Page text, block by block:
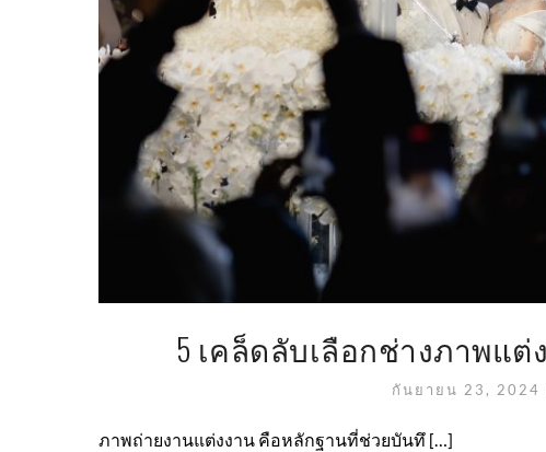
5 เคล็ดลับเลือกช่างภาพแ
กันยายน 23, 2024
ภาพถ่ายงานแต่งงาน คือหลักฐานที่ช่วยบันทึ […]